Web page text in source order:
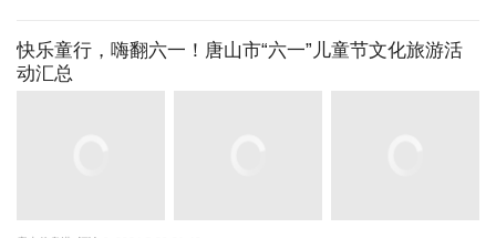
快乐童行，嗨翻六一！唐山市“六一”儿童节文化旅游活
动汇总